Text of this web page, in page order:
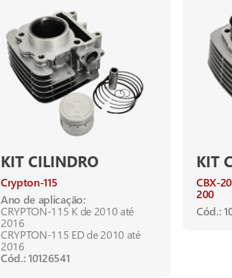
KIT CILINDRO
Crypton-115
Ano de aplicação:
CRYPTON-115 K de 2010 até
2016
CRYPTON-115 ED de 2010 até
2016
Cód.: 10126541
KIT
CBX-
200
Cód.: